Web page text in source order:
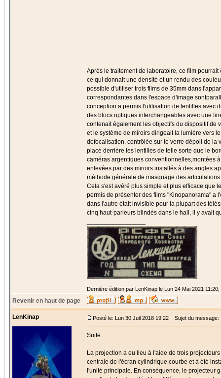
Après le traitement de laboratoire, ce film
ce qui donnait une densité et un rendu des
possible d'utiliser trois films de 35mm dans
correspondantes dans l'espace d'image
conception a permis l'utilisation de lentilles avec
des blocs optiques interchangeables avec une
contenait également les objectifs du dispositif de
et le système de miroirs dirigeait la lumière vers
defocalisation, contrôlée sur le verre dépoli de la
placé derrière les lentilles de telle sorte que le
caméras argentiques conventionnelles,montées
enlevées par des miroirs installés à des angles
méthode générale de masquage des
Cela s'est avéré plus simple et plus efficace que
permis de présenter des films "Kinopanorama" a
dans l'autre était invisible pour la plupart des
cinq haut-parleurs blindés dans le hall, il y avait
Dernière édition par LenKinap le Lun 24 Mai 2021 11:20;
Revenir en haut de page
LenKinap Posté le: Lun 30 Juil 2018 19:22 Sujet du message:
Suite:
La projection a eu lieu à l'aide de trois
centrale de l'écran cylindrique courbe et à été
l'unité principale. En conséquence, le projecteur